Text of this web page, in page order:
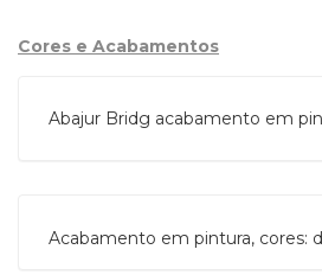
Cores e Acabamentos
Abajur Bridg acabamento em
Acabamento em pintura, cores: